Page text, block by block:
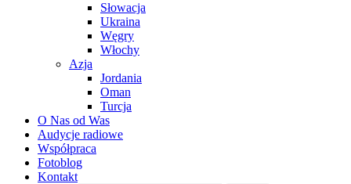
Słowacja
Ukraina
Węgry
Włochy
Azja
Jordania
Oman
Turcja
O Nas od Was
Audycje radiowe
Współpraca
Fotoblog
Kontakt